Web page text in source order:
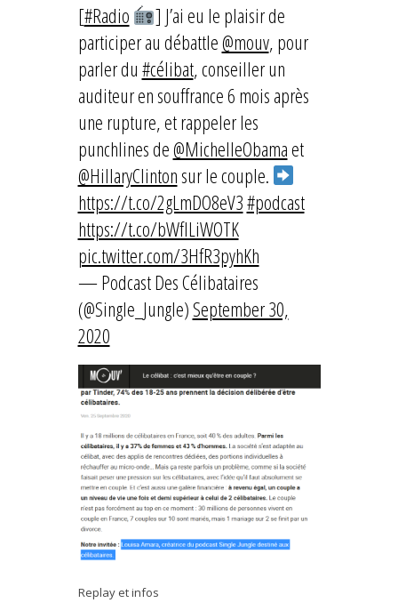
[#Radio
] J’ai eu le plaisir de
participer au débattle@mouv, pour
parler du #célibat, conseiller un
auditeur en souffrance 6 mois après
une rupture, et rappeler les
punchlines de@MichelleObamaet
@HillaryClintonsur le couple.
https://t.co/2gLmDO8eV3#podcast
https://t.co/bWfILiWOTK
pic.twitter.com/3HfR3pyhKh
— Podcast Des Célibataires
(@Single_Jungle) September 30,
2020
Replay et infos